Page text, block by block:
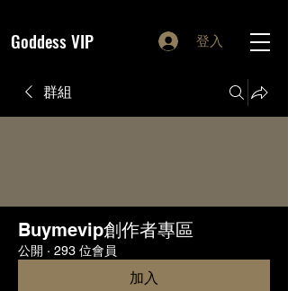
Goddess VIP 登入
群組
Buymevip創作者專區
公開 · 293 位會員
加入